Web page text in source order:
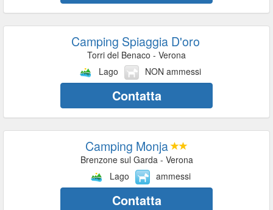
Camping Spiaggia D'oro
Torri del Benaco - Verona
Lago
NON ammessi
Contatta
Camping Monja
Brenzone sul Garda - Verona
Lago
ammessi
Contatta